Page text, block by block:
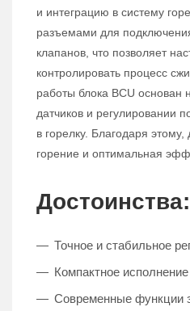
и интеграцию в систему
разъемами для
клапанов, что позволяет
контролировать процесс
работы блока BCU основан
датчиков и регулировании
в горелку. Благодаря этому,
горение и оптимальная
Достоинства:
Точное и стабильное
Компактное
Современные функции